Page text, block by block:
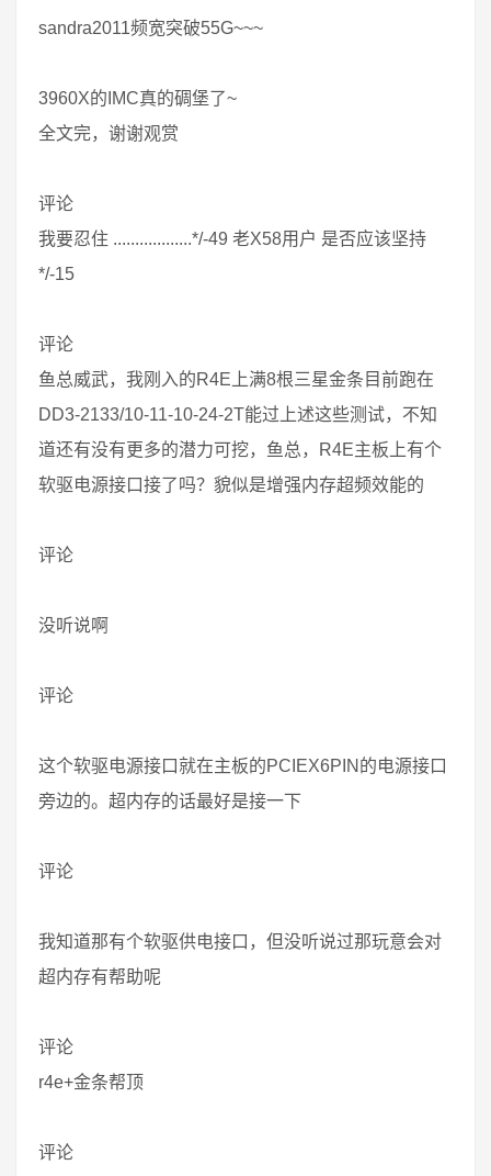
sandra2011频宽突破55G~~~
3960X的IMC真的碉堡了~
全文完，谢谢观赏
评论
我要忍住 ..................*/-49 老X58用户 是否应该坚持
*/-15
评论
鱼总威武，我刚入的R4E上满8根三星金条目前跑在
DD3-2133/10-11-10-24-2T能过上述这些测试，不知
道还有没有更多的潜力可挖，鱼总，R4E主板上有个
软驱电源接口接了吗？貌似是增强内存超频效能的
评论
没听说啊
评论
这个软驱电源接口就在主板的PCIEX6PIN的电源接口
旁边的。超内存的话最好是接一下
评论
我知道那有个软驱供电接口，但没听说过那玩意会对
超内存有帮助呢
评论
r4e+金条帮顶
评论